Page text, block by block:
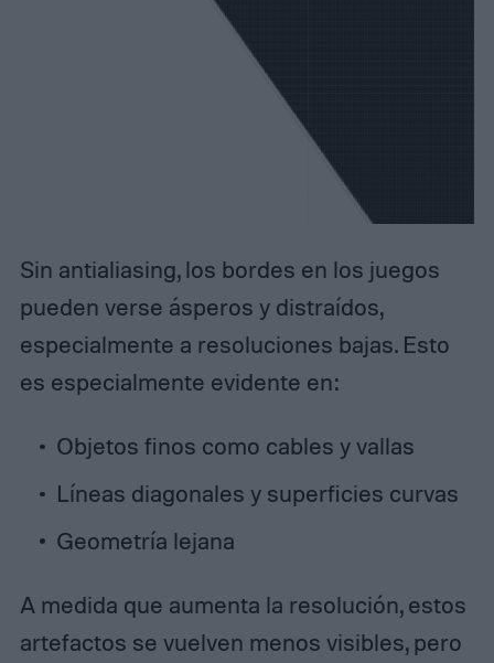
Sin antialiasing, los bordes en los juegos
pueden verse ásperos y distraídos,
especialmente a resoluciones bajas. Esto
es especialmente evidente en:
Objetos finos como cables y vallas
Líneas diagonales y superficies curvas
Geometría lejana
A medida que aumenta la resolución, estos
artefactos se vuelven menos visibles, pero